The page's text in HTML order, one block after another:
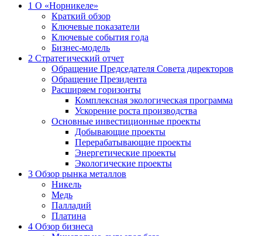
1 О «Норникеле»
Краткий обзор
Ключевые показатели
Ключевые события года
Бизнес-модель
2 Стратегический отчет
Обращение Председателя Совета директоров
Обращение Президента
Расширяем горизонты
Комплексная экологическая программа
Ускорение роста производства
Основные инвестиционные проекты
Добывающие проекты
Перерабатывающие проекты
Энергетические проекты
Экологические проекты
3 Обзор рынка металлов
Никель
Медь
Палладий
Платина
4 Обзор бизнеса